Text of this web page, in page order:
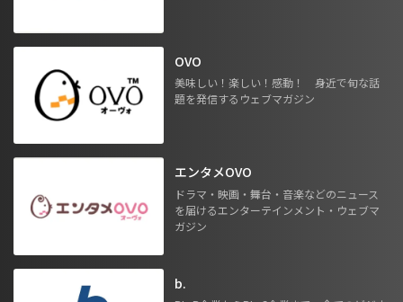
OVO
美味しい！楽しい！感動！ 身近で旬な話
題を発信するウェブマガジン
エンタメOVO
ドラマ・映画・舞台・音楽などのニュース
を届けるエンターテインメント・ウェブマ
ガジン
b.